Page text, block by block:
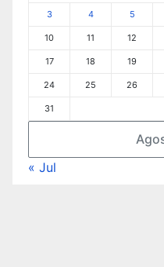
3 4 5
10 11 12
17 18 19
24 25 26
31
« Jul